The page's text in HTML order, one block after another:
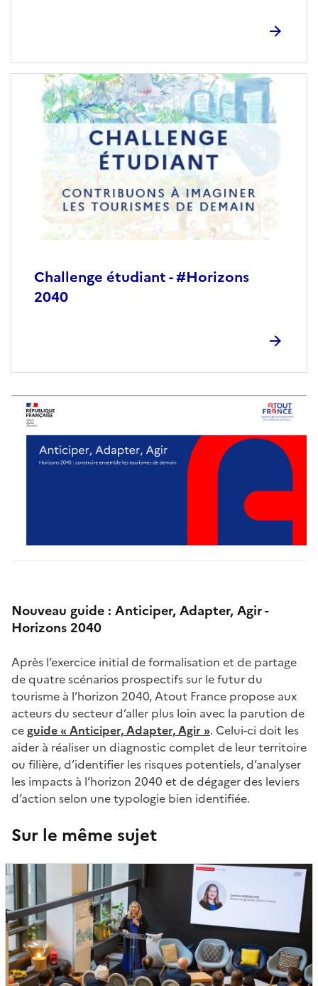
Challenge étudiant - #Horizons
2040
Nouveau guide : Anticiper, Adapter, Agir -
Horizons 2040
Après l’exercice initial de formalisation et de partage
de quatre scénarios prospectifs sur le futur du
tourisme à l’horizon 2040, Atout France propose aux
acteurs du secteur d’aller plus loin avec la parution de
ceguide « Anticiper, Adapter, Agir ». Celui-ci doit les
aider à réaliser un diagnostic complet de leur territoire
ou filière, d’identifier les risques potentiels, d’analyser
les impacts à l’horizon 2040 et de dégager des leviers
d’action selon une typologie bien identifiée.
Sur le même sujet